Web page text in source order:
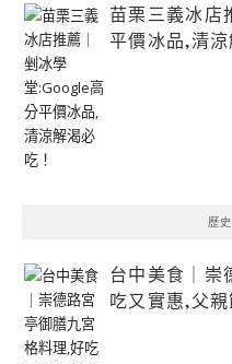
苗栗三義冰店
平價冰品,清涼
歷
台中美食｜崇
吃又實惠,父